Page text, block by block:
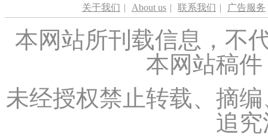
关于我们 | About us | 联系我们 | 广告服务
本网站所刊载信息，不
本网站稿
未经授权禁止转载、摘
追